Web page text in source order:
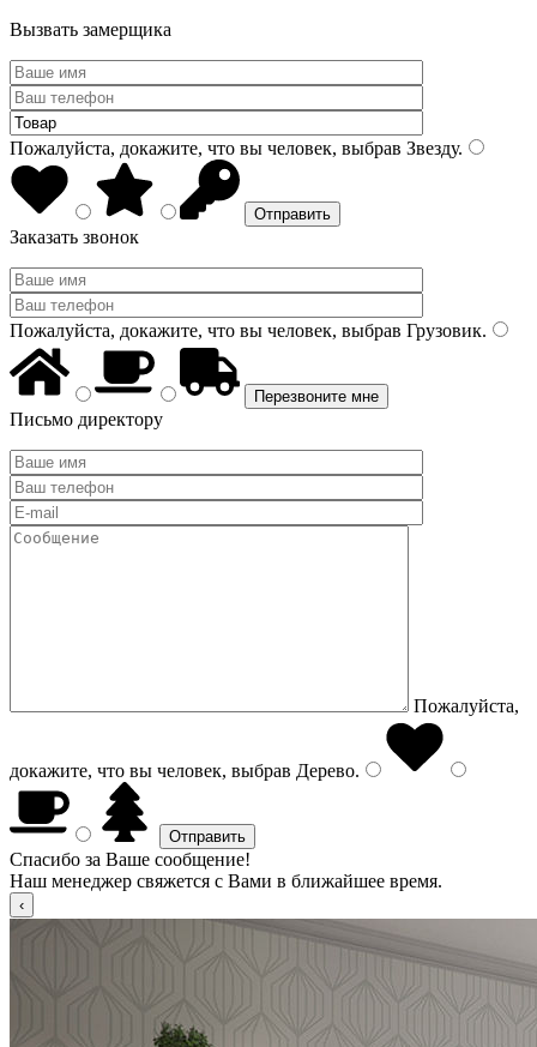
Вызвать замерщика
Пожалуйста, докажите, что вы человек, выбрав Звезду.
Заказать звонок
Пожалуйста, докажите, что вы человек, выбрав Грузовик.
Письмо директору
Пожалуйста,
докажите, что вы человек, выбрав Дерево.
Спасибо за Ваше сообщение!
Наш менеджер свяжется с Вами в ближайшее время.